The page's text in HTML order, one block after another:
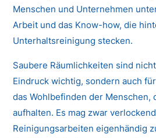
Menschen und Unternehmen
Arbeit und das Know-how, die
Unterhaltsreinigung stecken.
Saubere Räumlichkeiten sind
Eindruck wichtig, sondern auch
das Wohlbefinden der Menschen,
aufhalten. Es mag zwar
Reinigungsarbeiten eigenhändig